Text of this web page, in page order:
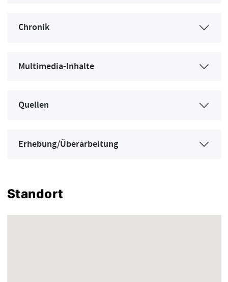
Chronik
Multimedia-Inhalte
Quellen
Erhebung/Überarbeitung
Standort